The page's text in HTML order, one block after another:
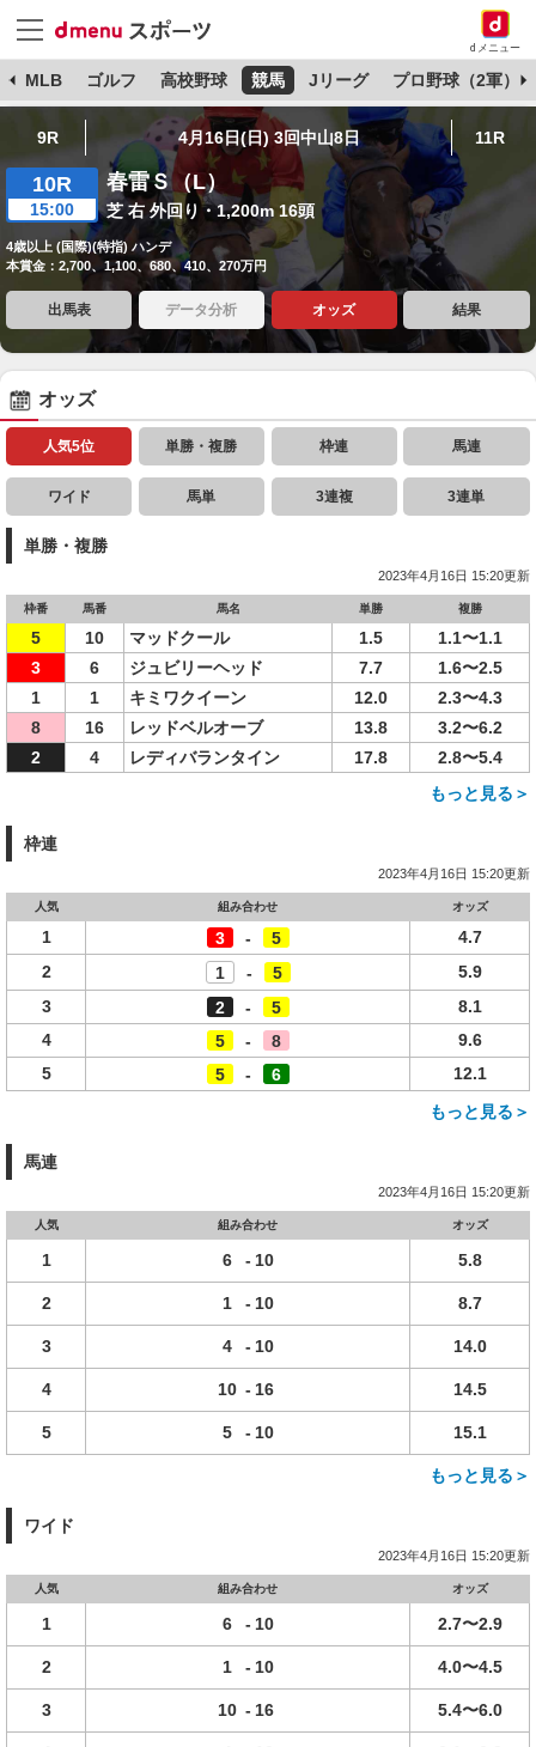
dメニュー
MLB ゴルフ 高校野球 競馬 Jリーグ プロ野球（2軍）
9R 4月16日(日) 3回中山8日 11R
10R
15:00
春雷Ｓ（L）
芝 右 外回り・1,200m 16頭
4歳以上 (国際)(特指) ハンデ
本賞金：2,700、1,100、680、410、270万円
出馬表 データ分析 オッズ 結果
オッズ
人気5位 単勝・複勝 枠連 馬連
ワイド 馬単 3連複 3連単
単勝・複勝
2023年4月16日 15:20更新
枠番 馬番 馬名 単勝 複勝
5 10 マッドクール 1.5
1.1〜1.1
3
6 ジュビリーヘッド 7.7
1.6〜2.5
1
1 キミワクイーン 12.0
2.3〜4.3
8
16 レッドベルオーブ 13.8
3.2〜6.2
2
4 レディバランタイン 17.8
2.8〜5.4
もっと見る＞
枠連
2023年4月16日 15:20更新
人気 組み合わせ オッズ
1 3 - 5
4.7
2
1 - 5
5.9
3
2 - 5
8.1
4
5 - 8
9.6
5
5 - 6
12.1
もっと見る＞
馬連
2023年4月16日 15:20更新
人気 組み合わせ オッズ
1 6 - 10 5.8
2 1 - 10 8.7
3 4 - 10 14.0
4 10 - 16 14.5
5 5 - 10 15.1
もっと見る＞
ワイド
2023年4月16日 15:20更新
人気 組み合わせ オッズ
1 6 - 10 2.7〜2.9
2 1 - 10 4.0〜4.5
3 10 - 16 5.4〜6.0